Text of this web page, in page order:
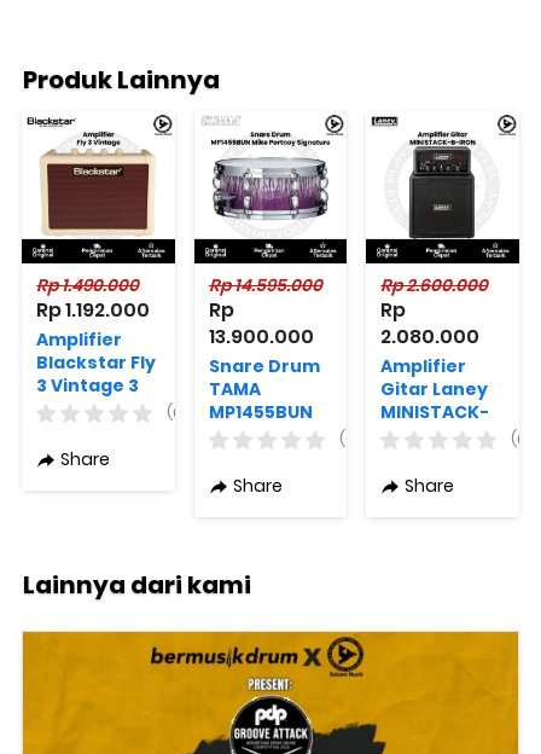
Produk Lainnya
Rp 1.490.000
Rp 1.192.000
Amplifier
Blackstar Fly
3 Vintage 3
Watt Guitar
Amplifier
(0)
Share
Rp 14.595.000
Rp
13.900.000
Snare Drum
TAMA
MP1455BUN
14"x5.5" Mike
Signature
Monster
(0)
Share
Rp 2.600.000
Rp
2.080.000
Amplifier
Gitar Laney
MINISTACK-
B-IRON
(0)
Share
Lainnya dari kami